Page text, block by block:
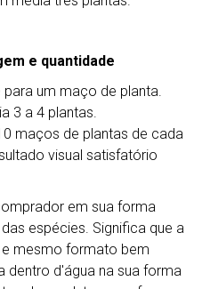
e quantidade
um maço de planta.
3 a 4 plantas.
maços de plantas de cada
visual satisfatório
em sua forma
espécies. Significa que a
mesmo formato bem
dentro d'água na sua forma